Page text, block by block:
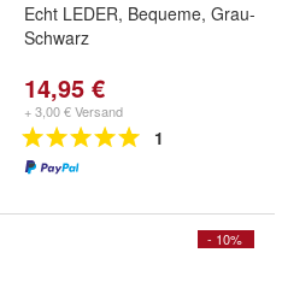
Echt LEDER, Bequeme, Grau-
Schwarz
14,95 €
+ 3,00 € Versand
1
- 10%